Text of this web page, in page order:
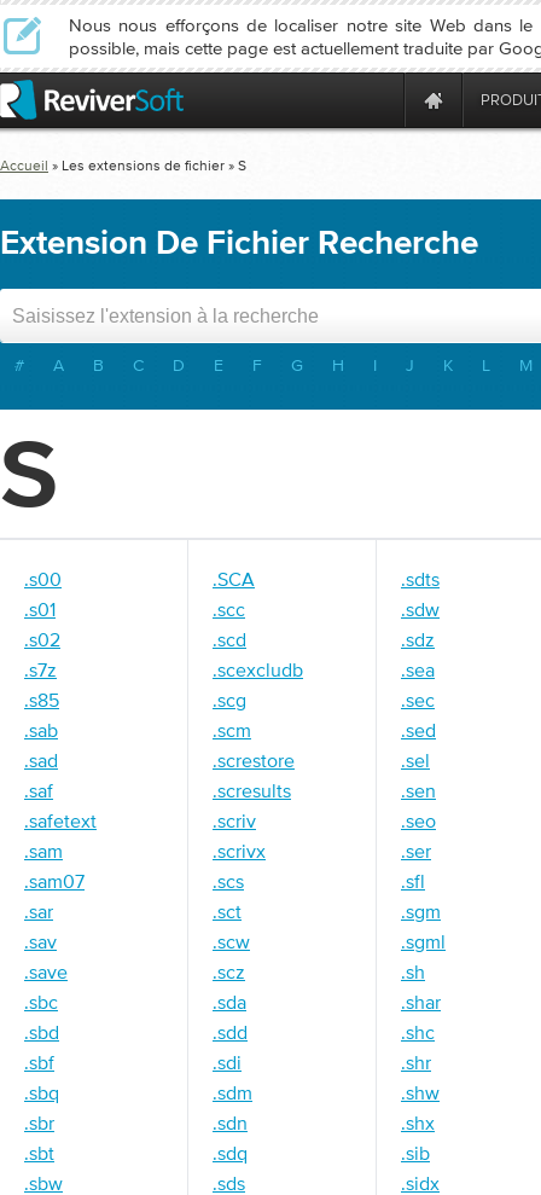
Nous nous efforçons de localiser notre site Web dans
possible, mais cette page est actuellement traduite par
Accueil » Les extensions de fichier » S
Extension De Fichier Recherche
# A B C D E F G H I J K L M
S
.s00
.s01
.s02
.s7z
.s85
.sab
.sad
.saf
.safetext
.sam
.sam07
.sar
.sav
.save
.sbc
.sbd
.sbf
.sbq
.sbr
.sbt
.sbw
.SCA
.scc
.scd
.scexcludb
.scg
.scm
.screstore
.scresults
.scriv
.scrivx
.scs
.sct
.scw
.scz
.sda
.sdd
.sdi
.sdm
.sdn
.sdq
.sds
.sdts
.sdw
.sdz
.sea
.sec
.sed
.sel
.sen
.seo
.ser
.sfl
.sgm
.sgml
.sh
.shar
.shc
.shr
.shw
.shx
.sib
.sidx